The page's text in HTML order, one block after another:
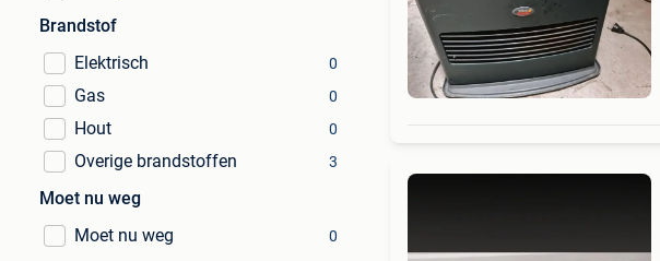
Brandstof
Elektrisch
0
Gas 0
Hout 0
Overige brandstoffen 3
Moet nu weg
Moet nu weg
0